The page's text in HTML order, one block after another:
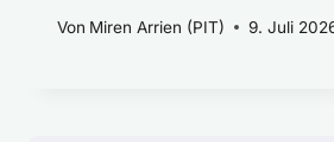
Von Miren Arrien (PIT) 9. Juli